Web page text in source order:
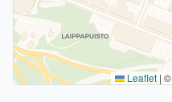
Leaflet | ©